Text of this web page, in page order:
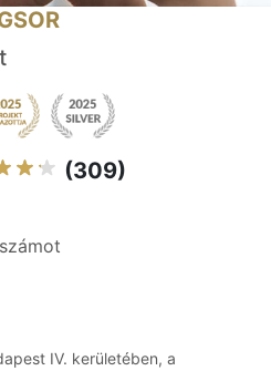
(309)
IV. kerületében, a